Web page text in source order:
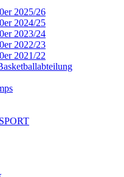
2025/26
2024/25
2023/24
2022/23
2021/22